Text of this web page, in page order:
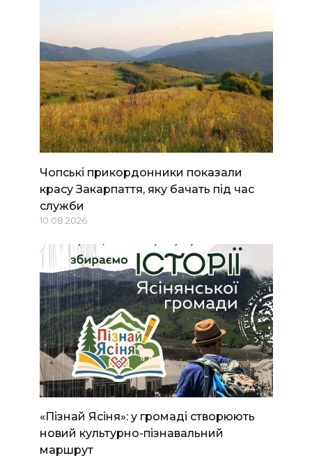
Чопські прикордонники показали
красу Закарпаття, яку бачать під час
служби
10.08.2026
«Пізнай Ясіня»: у громаді створюють
новий культурно-пізнавальний
маршрут